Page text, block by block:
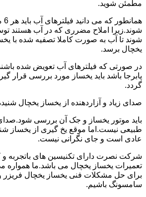
مطمئن شوید.
شوند.زیرا املاح مضرری که در آب هستند
شوند تا آب به صورت کاملا تصفیه شده با
یخچال برسد.
در صورتی که فیلترهای آب تعویض شده
پابرجا باشد باید یخساز مورد بررسی قرار
گردد.
صدای زیاد و آزاردهنده از یخساز یخچال
باید موتور یخساز و جک آن بررسی شود.صدای
طبیعی نیست.اما موقع یخ گیری از یخساز
عادی است و جای نگرانی نیست.
شرکت نصرت دارای تکنیسین های باتجربه و
تعمیرات یخساز یخچال می باشد.ما همواره می
برای حل مشکلات فنی یخساز یخچال فریزر
سامسونگ باشیم.